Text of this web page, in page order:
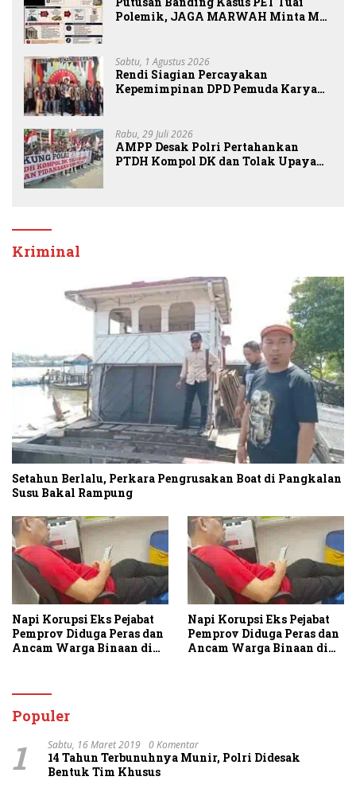
Polemik, JAGA MARWAH Minta MA
Sabtu, 1 Agustus 2026
Rendi Siagian Percayakan
Kepemimpinan DPD Pemuda Karya
Rabu, 29 Juli 2026
AMPP Desak Polri Pertahankan
PTDH Kompol DK dan Tolak Upaya
Kriminal
Setahun Berlalu, Perkara Pengrusakan Boat di Pangkalan
Susu Bakal Rampung
Napi Korupsi Eks Pejabat
Pemprov Diduga Peras dan
Ancam Warga Binaan di
Napi Korupsi Eks Pejabat
Pemprov Diduga Peras dan
Ancam Warga Binaan di
Populer
1 Sabtu, 16 Maret 2019 0 Komentar
14 Tahun Terbunuhnya Munir, Polri Didesak
Bentuk Tim Khusus